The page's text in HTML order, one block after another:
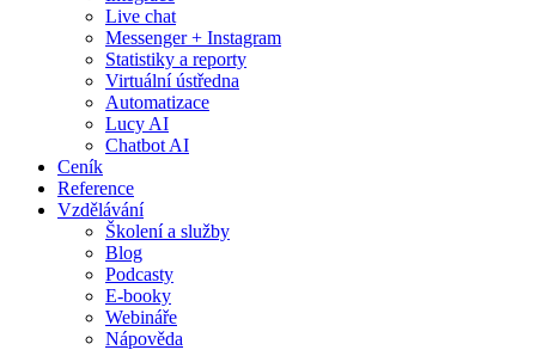
Live chat
Messenger + Instagram
Statistiky a reporty
Virtuální ústředna
Automatizace
Lucy AI
Chatbot AI
Ceník
Reference
Vzdělávání
Školení a služby
Blog
Podcasty
E-booky
Webináře
Nápověda